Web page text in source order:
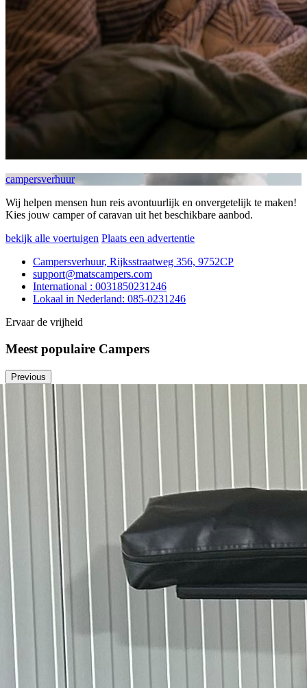
campersverhuur
Wij helpen mensen hun reis avontuurlijk en onvergetelijk te maken!
Kies jouw camper of caravan uit het beschikbare aanbod.
bekijk alle voertuigen Plaats een advertentie
Campersverhuur, Rijksstraatweg 356, 9752CP
support@matscampers.com
International : 0031850231246
Lokaal in Nederland: 085-0231246
Ervaar de vrijheid
Meest populaire Campers
Previous